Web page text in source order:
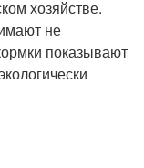
хозяйстве.
не
показывают